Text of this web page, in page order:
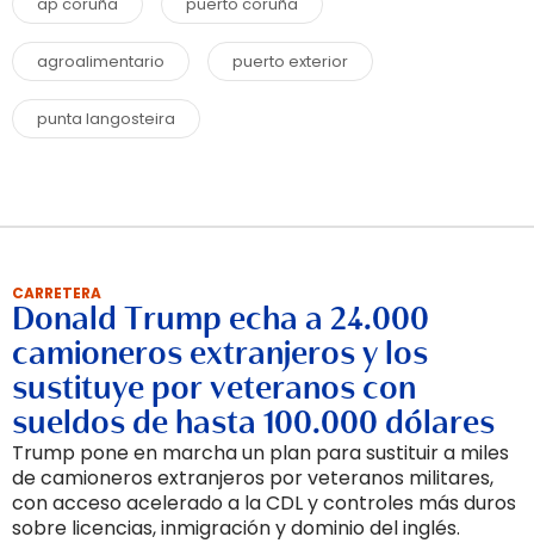
agroalimentario puerto exterior
punta langosteira
CARRETERA
Donald Trump echa a 24.000
camioneros extranjeros y los
sustituye por veteranos con
sueldos de hasta 100.000 dólares
Trump pone en marcha un plan para sustituir a miles
de camioneros extranjeros por veteranos militares,
con acceso acelerado a la CDL y controles más duros
sobre licencias, inmigración y dominio del inglés.